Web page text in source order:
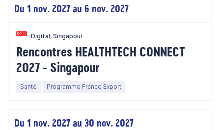
Du 1 nov. 2027 au 6 nov. 2027
Digital, Singapour
Rencontres HEALTHTECH CONNECT
2027 - Singapour
Santé Programme France Export
Du 1 nov. 2027 au 30 nov. 2027